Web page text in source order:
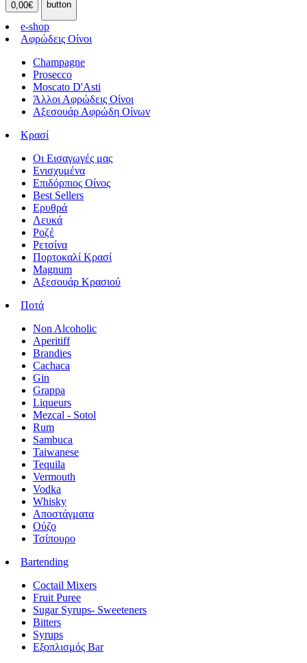
0,00€
button
e-shop
Αφρώδεις Οίνοι
Champagne
Prosecco
Moscato D'Asti
Άλλοι Αφρώδεις Οίνοι
Αξεσουάρ Αφρώδη Οίνων
Κρασί
Οι Εισαγωγές μας
Ενισχυμένα
Επιδόρπιος Οίνος
Best Sellers
Ερυθρά
Λευκά
Ροζέ
Ρετσίνα
Πορτοκαλί Κρασί
Magnum
Αξεσουάρ Κρασιού
Ποτά
Non Alcoholic
Aperitiff
Brandies
Cachaca
Gin
Grappa
Liqueurs
Mezcal - Sotol
Rum
Sambuca
Taiwanese
Tequila
Vermouth
Vodka
Whisky
Αποστάγματα
Ούζο
Τσίπουρο
Bartending
Coctail Mixers
Fruit Puree
Sugar Syrups- Sweeteners
Bitters
Syrups
Εξοπλισμός Bar